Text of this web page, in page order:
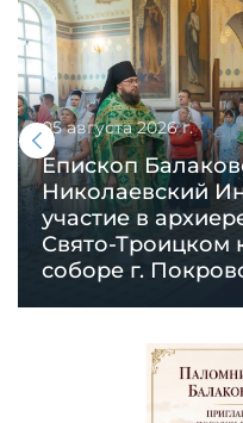
05 августа 2026 г.
Епископ
Николаевский
участие в
Свято-Троицком
соборе г.